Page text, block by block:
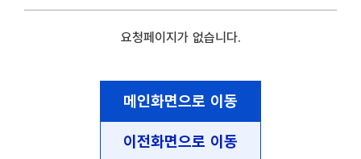
요청페이지가 없습니다.
메인화면으로 이동
이전화면으로 이동